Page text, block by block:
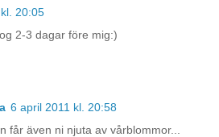
20:05
2-3 dagar före mig:)
6 april 2011 kl. 20:58
får även ni njuta av vårblommor...